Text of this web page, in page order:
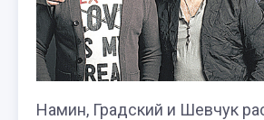
Намин, Градский и Шевчук